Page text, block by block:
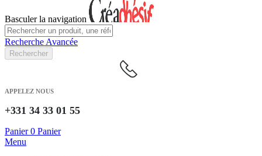
Basculer la navigation
Recherche Avancée
Rechercher
APPELEZ NOUS
+331 34 33 01 55
Panier 0 Panier
Menu